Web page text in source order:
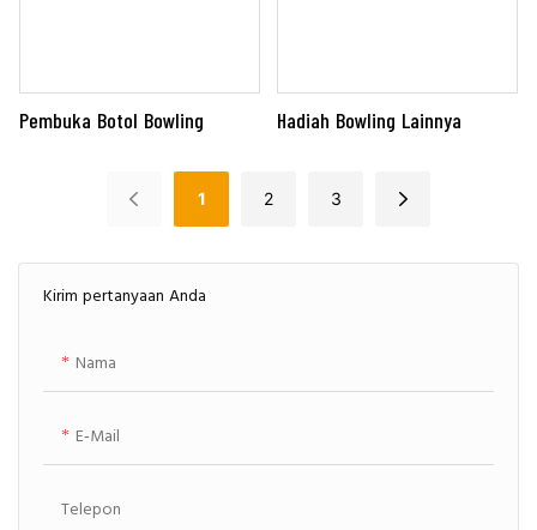
Kirim pertanyaan Anda
Nama
E-Mail
Telepon
Pembuka Botol Bowling Hadiah Bowling Lainnya
1 2 3